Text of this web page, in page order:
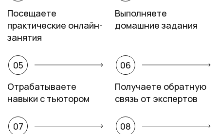
Посещаете
практические онлайн-
занятия
Выполняете
домашние задания
05
Отрабатываете
навыки с тьютором
06
Получаете обратную
связь от экспертов
07
08